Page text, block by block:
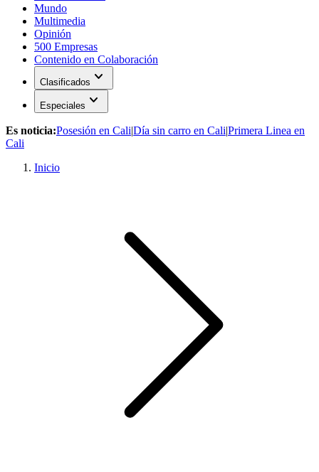
Mundo
Multimedia
Opinión
500 Empresas
Contenido en Colaboración
Clasificados expand_more
Especiales expand_more
Es noticia:Posesión en Cali|Día sin carro en Cali|Primera Linea en
Cali
Inicio